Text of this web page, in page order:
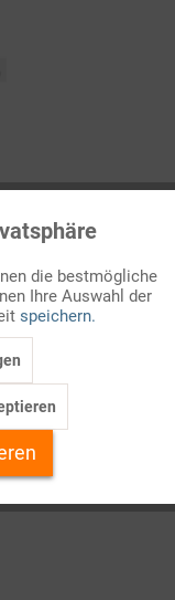
Bundesrepublik
und Musterung für
das und wen
ZAHLENBILD!
Aktiv
Inaktiv
Inaktiv
die bestmögliche
Ihre Auswahl der
speichern.